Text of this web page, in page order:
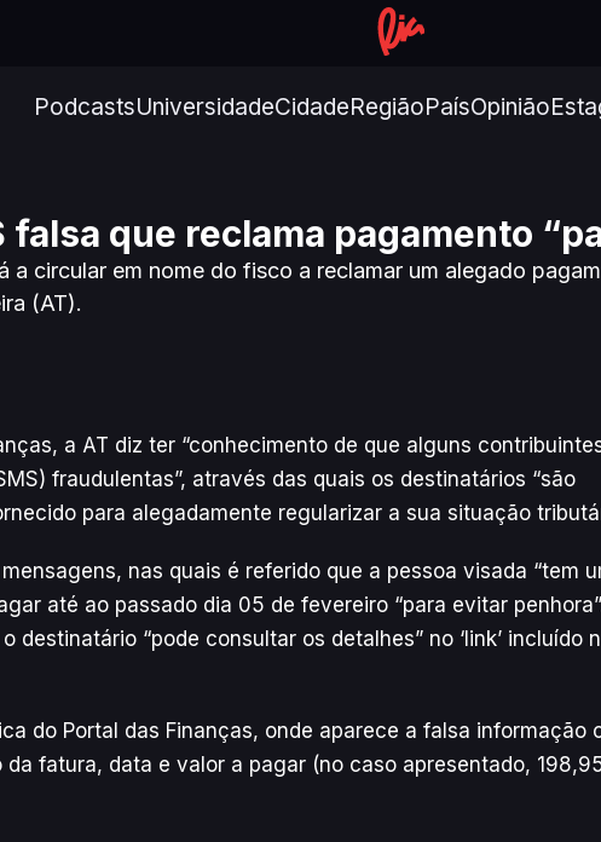
PodcastsUniversidadeCidadeRegiãoPaísOpinião
falsa que reclama pagamento
a circular em nome do fisco a reclamar um alegado
(AT).
a AT diz ter “conhecimento de que alguns
fraudulentas”, através das quais os destinatários “são
para alegadamente regularizar a sua situação
nas quais é referido que a pessoa visada “tem
até ao passado dia 05 de fevereiro “para evitar
destinatário “pode consultar os detalhes” no ‘link’ incluído
do Portal das Finanças, onde aparece a falsa informação
fatura, data e valor a pagar (no caso apresentado,